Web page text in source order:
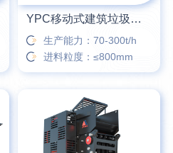
YPC移动式建筑垃圾破碎筛分站
生产能力：70-300t/h
进料粒度：≤800mm